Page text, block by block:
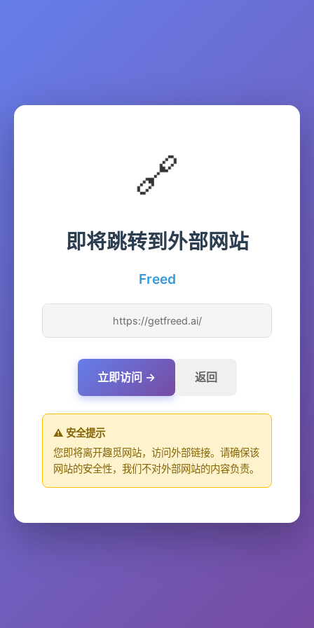
🔗
即将跳转到外部网站
Freed
https://getfreed.ai/
立即访问 → 返回
⚠️ 安全提示
您即将离开趣觅网站，访问外部链接。请确保该
网站的安全性，我们不对外部网站的内容负责。